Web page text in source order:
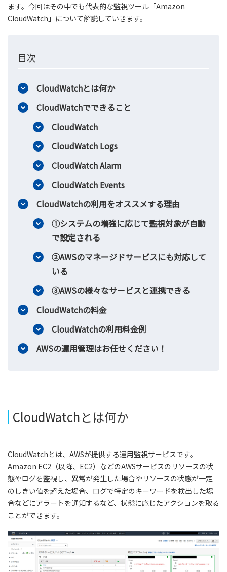
ます。今回はその中でも代表的な監視ツール「Amazon
CloudWatch」について解説していきます。
目次
CloudWatchとは何か
CloudWatchでできること
CloudWatch
CloudWatch Logs
CloudWatch Alarm
CloudWatch Events
CloudWatchの利用をオススメする理由
①システムの増強に応じて監視対象が自動
で設定される
②AWSのマネージドサービスにも対応して
いる
③AWSの様々なサービスと連携できる
CloudWatchの料金
CloudWatchの利用料金例
AWSの運用管理はお任せください！
CloudWatchとは何か
CloudWatchとは、AWSが提供する運用監視サービスです。
Amazon EC2（以降、EC2）などのAWSサービスのリソースの状
態やログを監視し、異常が発生した場合やリソースの状態が一定
のしきい値を超えた場合、ログで特定のキーワードを検出した場
合などにアラートを通知するなど、状態に応じたアクションを取る
ことができます。